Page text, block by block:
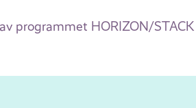
programmet HORIZON/STACK